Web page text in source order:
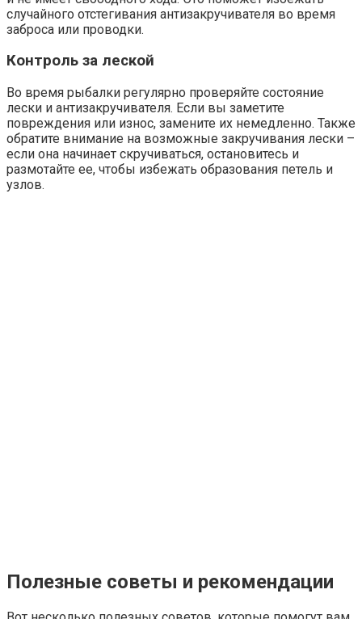
случайного отстегивания антизакручивателя во время
заброса или проводки.
Контроль за леской
Во время рыбалки регулярно проверяйте состояние
лески и антизакручивателя. Если вы заметите
повреждения или износ, замените их немедленно. Также
обратите внимание на возможные закручивания лески –
если она начинает скручиваться, остановитесь и
размотайте ее, чтобы избежать образования петель и
узлов.
Полезные советы и рекомендации